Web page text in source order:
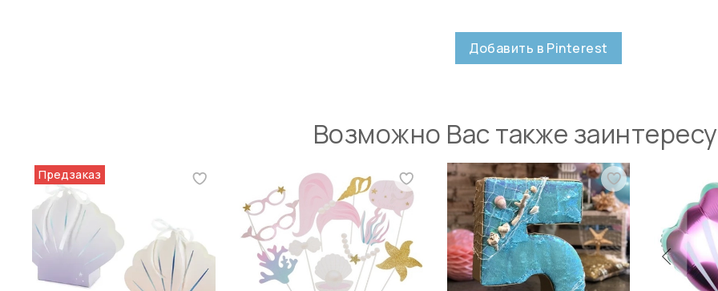
Добавить в Pinterest
Возможно Вас также
Предзаказ